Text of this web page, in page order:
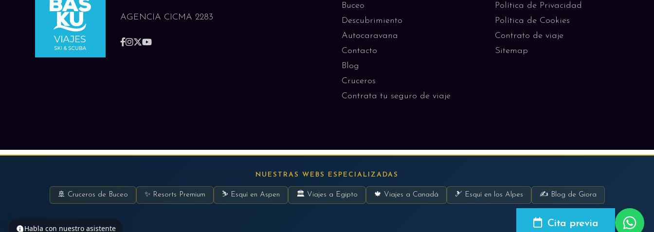
AGENCIA CICMA 2283
Buceo
Descubrimiento
Autocaravana
Contacto
Blog
Cruceros
Contrata tu seguro de viaje
Política de Privacidad
Política de Cookies
Contrato de viaje
Sitemap
NUESTRAS WEBS ESPECIALIZADAS
🚢 Cruceros de Buceo ✨ Resorts Premium ⛷ Esquí en Aspen 🏛 Viajes a Egipto 🍁 Viajes a Canadá 🎿 Esquí en los Alpes ✍ Blog de Giora
Cita previa
Habla con nuestro asistente